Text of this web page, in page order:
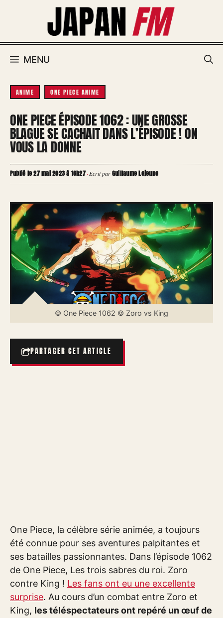
MENU
ANIME ONE PIECE ANIME
ONE PIECE ÉPISODE 1062 : UNE GROSSE
BLAGUE SE CACHAIT DANS L’ÉPISODE ! ON
VOUS LA DONNE
Publié le 27 mai 2023 à 16h27·Écrit parGuillaume Lejeune
© One Piece 1062 © Zoro vs King
PARTAGER CET ARTICLE
One Piece, la célèbre série animée, a toujours
été connue pour ses aventures palpitantes et
ses batailles passionnantes. Dans l’épisode 1062
de One Piece, Les trois sabres du roi. Zoro
contre King ! Les fans ont eu une excellente
surprise. Au cours d’un combat entre Zoro et
King, les téléspectateurs ont repéré un œuf de